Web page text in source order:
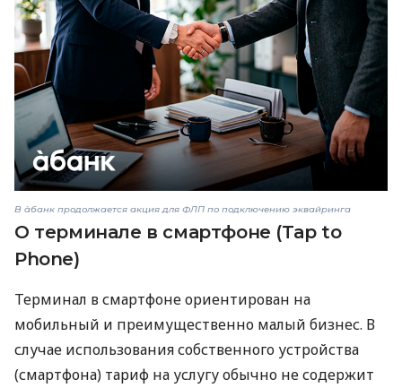
В àбанк продолжается акция для ФЛП по подключению эквайринга
О терминале в смартфоне (Tap to
Phone)
Терминал в смартфоне ориентирован на
мобильный и преимущественно малый бизнес. В
случае использования собственного устройства
(смартфона) тариф на услугу обычно не содержит